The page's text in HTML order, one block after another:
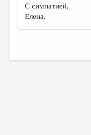
С симпатией,
Елена.